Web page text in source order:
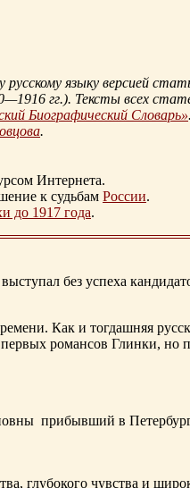
языку версией
гг.). Тексты всех
Биографический Словарь».
.
Интернета.
к судьбам России.
до 1917 года.
без успеха
Как и тогдашняя
романсов Глинки, но
прибывший в
глубокого чувства и